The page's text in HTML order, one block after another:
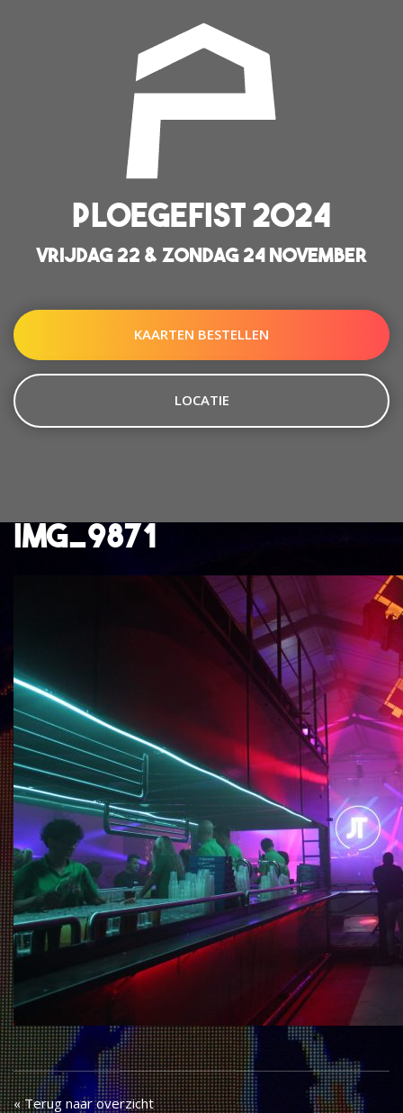
PLOEGEFIST 2024
VRIJDAG 22 & ZONDAG 24 NOVEMBER
KAARTEN BESTELLEN
LOCATIE
IMG_9871
« Terug naar overzicht